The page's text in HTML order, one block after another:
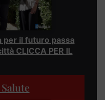
per il futuro passa
CLICCA PER IL